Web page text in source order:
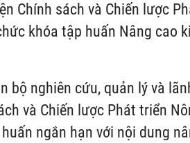
Chính sách và Chiến lược
khóa tập huấn Nâng cao
bộ nghiên cứu, quản lý và
và Chiến lược Phát triển
ngắn hạn với nội dung